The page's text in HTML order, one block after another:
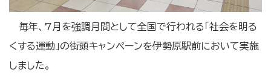
毎年、7月を強調月間として全国で行われる「社会を明る
くする運動」の街頭キャンペーンを伊勢原駅前において実施
しました。